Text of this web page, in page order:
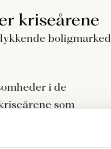
kriseårene
boligmarked
i de
som